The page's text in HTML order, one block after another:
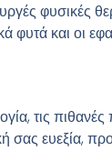
φυσικές
φυτά και οι
τις πιθανές
ευεξία,